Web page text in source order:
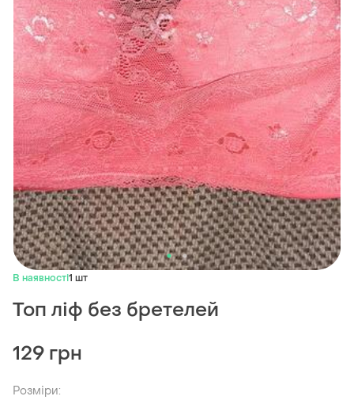
В наявності1 шт
Топ ліф без бретелей
129 грн
Розміри: